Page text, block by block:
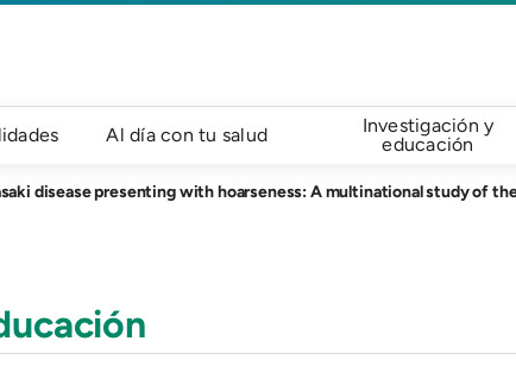
Al día con tu salud
Investigación y
educación
disease presenting with hoarseness: A multinational study of